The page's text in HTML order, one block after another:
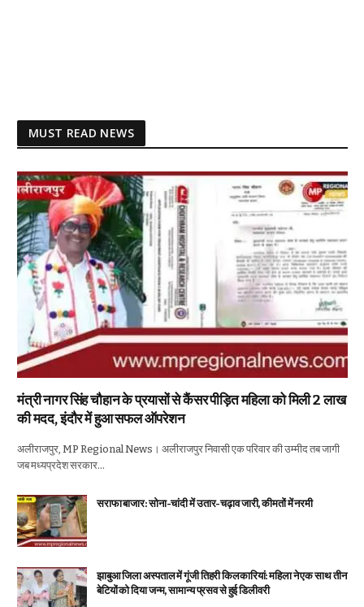
MUST READ NEWS
मंत्री नागर सिंह चौहान के प्रयासों से कैंसर पीड़ित महिला को मिली 2 लाख
की मदद, इंदौर में हुआ सफल ऑपरेशन
अलीराजपुर, MP Regional News। अलीराजपुर निवासी एक परिवार की उम्मीद तब जागी
जब मध्यप्रदेश सरकार…
सराफा बाजार: सोना-चांदी में उतार-चढ़ाव जारी, कीमतों में नरमी
झाबुआ जिला अस्पताल में गूंजी तिहरी किलकारियां: महिला ने एक साथ तीन
बेटियों को दिया जन्म, सामान्य प्रसव से हुई डिलीवरी